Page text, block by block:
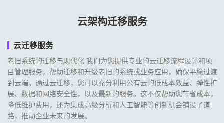
云架构迁移服务
云迁移服务
老旧系统的迁移与现代化 我们为您提供专业的云迁移流程设计和项
目管理服务，帮助迁移和升级老旧的系统或业务应用，确保平稳过渡
到云端。通过云迁移，您可以充分利用公有云的低成本效益、弹性扩
展、数据和网络安全性，以及最新的服务。这不仅帮助您节省成本，
降低维护费用，还为集成高级分析和人工智能等创新机会铺设了道
路，推动企业未来的发展。